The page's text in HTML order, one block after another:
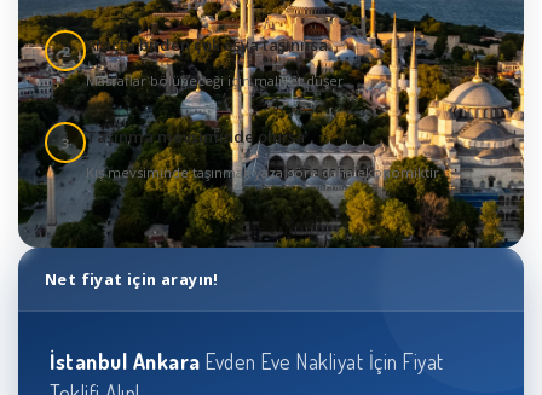
2 Araçta birden çok eşya taşınırsa
Masraflar bölüneceği için maliyet düşer
3 Taşınma mevsiminde olursa
Kış mevsiminde taşınmak yaza göre daha ekonomiktir
Net fiyat için arayın!
İstanbul Ankara Evden Eve Nakliyat İçin Fiyat